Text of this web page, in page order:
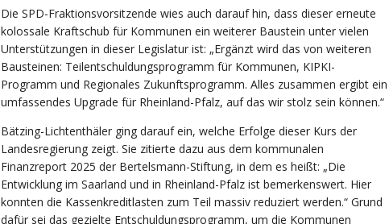
Die SPD-Fraktionsvorsitzende wies auch darauf hin, dass dieser erneute
kolossale Kraftschub für Kommunen ein weiterer Baustein unter vielen
Unterstützungen in dieser Legislatur ist: „Ergänzt wird das von weiteren
Bausteinen: Teilentschuldungsprogramm für Kommunen, KIPKI-
Programm und Regionales Zukunftsprogramm. Alles zusammen ergibt ein
umfassendes Upgrade für Rheinland-Pfalz, auf das wir stolz sein können.“
Bätzing-Lichtenthäler ging darauf ein, welche Erfolge dieser Kurs der
Landesregierung zeigt. Sie zitierte dazu aus dem kommunalen
Finanzreport 2025 der Bertelsmann-Stiftung, in dem es heißt: „Die
Entwicklung im Saarland und in Rheinland-Pfalz ist bemerkenswert. Hier
konnten die Kassenkreditlasten zum Teil massiv reduziert werden.“ Grund
dafür sei das gezielte Entschuldungsprogramm, um die Kommunen